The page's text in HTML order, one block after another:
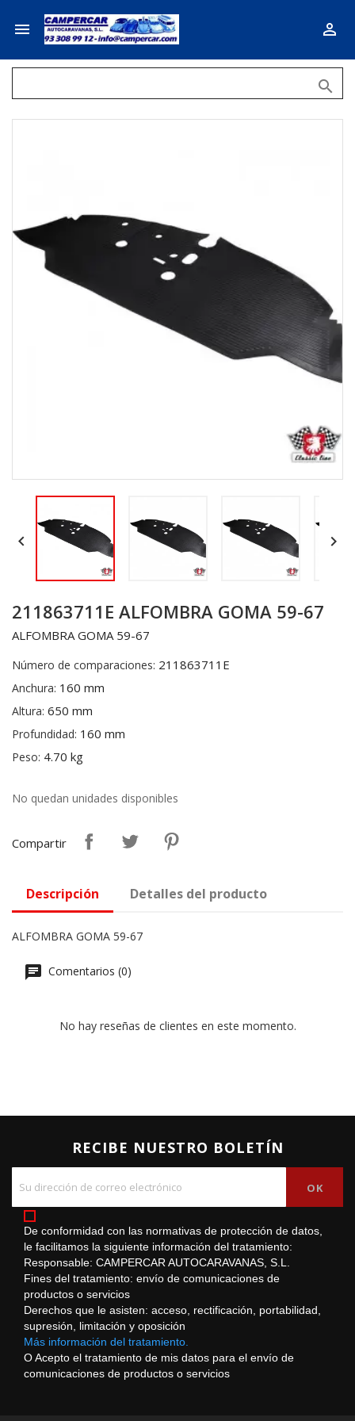
 

 
211863711E ALFOMBRA GOMA 59-67
ALFOMBRA GOMA 59-67
Número de comparaciones: 211863711E
Anchura: 160 mm
Altura: 650 mm
Profundidad: 160 mm
Peso: 4.70 kg
No quedan unidades disponibles
Compartir
Descripción Detalles del producto
ALFOMBRA GOMA 59-67
Comentarios (0)
No hay reseñas de clientes en este momento.
RECIBE NUESTRO BOLETÍN
De conformidad con las normativas de protección de datos,
le facilitamos la siguiente información del tratamiento:
Responsable: CAMPERCAR AUTOCARAVANAS, S.L.
Fines del tratamiento: envío de comunicaciones de
productos o servicios
Derechos que le asisten: acceso, rectificación, portabilidad,
supresión, limitación y oposición
Más información del tratamiento.
O Acepto el tratamiento de mis datos para el envío de
comunicaciones de productos o servicios